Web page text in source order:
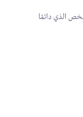
الذي دائمًا